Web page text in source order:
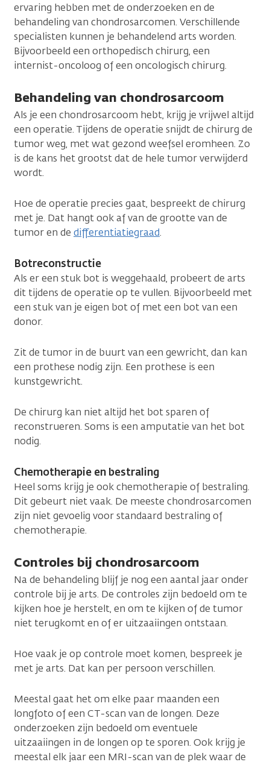
ervaring hebben met de onderzoeken en de
behandeling van chondrosarcomen. Verschillende
specialisten kunnen je behandelend arts worden.
Bijvoorbeeld een orthopedisch chirurg, een
internist-oncoloog of een oncologisch chirurg.
Behandeling van chondrosarcoom
Als je een chondrosarcoom hebt, krijg je vrijwel altijd
een operatie. Tijdens de operatie snijdt de chirurg de
tumor weg, met wat gezond weefsel eromheen. Zo
is de kans het grootst dat de hele tumor verwijderd
wordt.
Hoe de operatie precies gaat, bespreekt de chirurg
met je. Dat hangt ook af van de grootte van de
tumor en de differentiatiegraad.
Botreconstructie
Als er een stuk bot is weggehaald, probeert de arts
dit tijdens de operatie op te vullen. Bijvoorbeeld met
een stuk van je eigen bot of met een bot van een
donor.
Zit de tumor in de buurt van een gewricht, dan kan
een prothese nodig zijn. Een prothese is een
kunstgewricht.
De chirurg kan niet altijd het bot sparen of
reconstrueren. Soms is een amputatie van het bot
nodig.
Chemotherapie en bestraling
Heel soms krijg je ook chemotherapie of bestraling.
Dit gebeurt niet vaak. De meeste chondrosarcomen
zijn niet gevoelig voor standaard bestraling of
chemotherapie.
Controles bij chondrosarcoom
Na de behandeling blijf je nog een aantal jaar onder
controle bij je arts. De controles zijn bedoeld om te
kijken hoe je herstelt, en om te kijken of de tumor
niet terugkomt en of er uitzaaiingen ontstaan.
Hoe vaak je op controle moet komen, bespreek je
met je arts. Dat kan per persoon verschillen.
Meestal gaat het om elke paar maanden een
longfoto of een CT-scan van de longen. Deze
onderzoeken zijn bedoeld om eventuele
uitzaaiingen in de longen op te sporen. Ook krijg je
meestal elk jaar een MRI-scan van de plek waar de